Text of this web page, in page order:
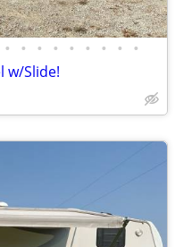
• • • • • • • • •
w/Slide!